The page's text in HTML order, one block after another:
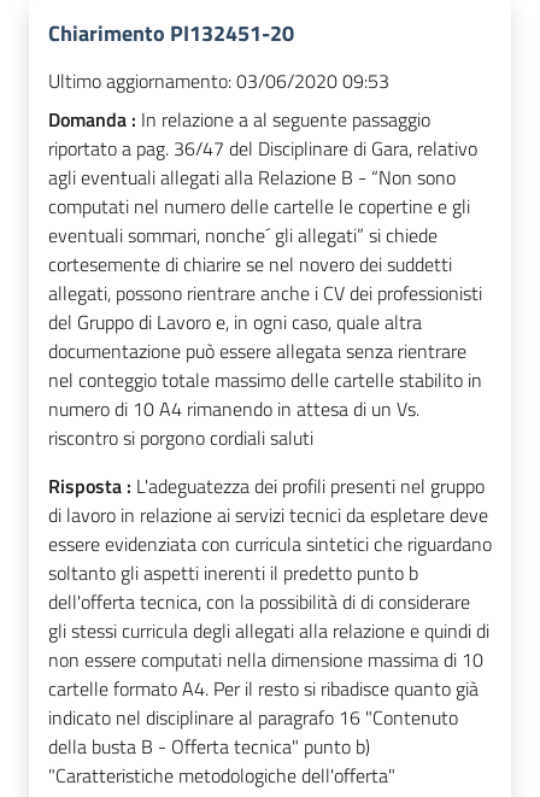
Chiarimento PI132451-20
Ultimo aggiornamento:03/06/2020 09:53
Domanda : In relazione a al seguente passaggio
riportato a pag. 36/47 del Disciplinare di Gara, relativo
agli eventuali allegati alla Relazione B - “Non sono
computati nel numero delle cartelle le copertine e gli
eventuali sommari, nonche´ gli allegati” si chiede
cortesemente di chiarire se nel novero dei suddetti
allegati, possono rientrare anche i CV dei professionisti
del Gruppo di Lavoro e, in ogni caso, quale altra
documentazione può essere allegata senza rientrare
nel conteggio totale massimo delle cartelle stabilito in
numero di 10 A4 rimanendo in attesa di un Vs.
riscontro si porgono cordiali saluti
Risposta : L'adeguatezza dei profili presenti nel gruppo
di lavoro in relazione ai servizi tecnici da espletare deve
essere evidenziata con curricula sintetici che riguardano
soltanto gli aspetti inerenti il predetto punto b
dell'offerta tecnica, con la possibilità di di considerare
gli stessi curricula degli allegati alla relazione e quindi di
non essere computati nella dimensione massima di 10
cartelle formato A4. Per il resto si ribadisce quanto già
indicato nel disciplinare al paragrafo 16 "Contenuto
della busta B - Offerta tecnica" punto b)
"Caratteristiche metodologiche dell'offerta"